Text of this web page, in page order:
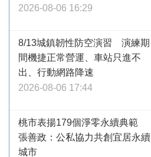
2026-08-06 16:29
8/13城鎮韌性防空演習 演練期
間機捷正常營運、車站只進不
出、行動網路降速
2026-08-06 17:44
桃市表揚179個淨零永續典範
張善政：公私協力共創宜居永續
城市